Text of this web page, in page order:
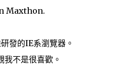
Maxthon.
發的IE系瀏覽器。
我不是很喜歡。